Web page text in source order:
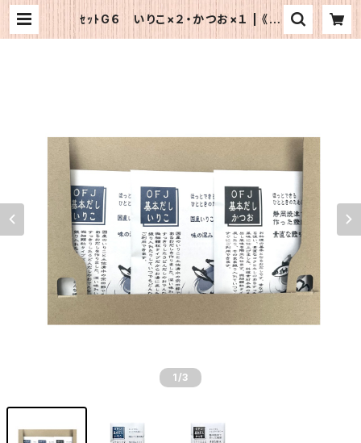
ｾｯﾄG６ いりこ×２・かつお×１ | 《公
式》OFJショップ
1 /3